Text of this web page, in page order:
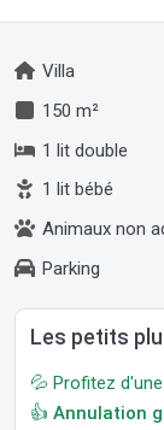
Villa
150 m²
1 lit double
1 lit bébé
Animaux non
Parking
Les petits
💦 Profitez d'une
👍 Annulation